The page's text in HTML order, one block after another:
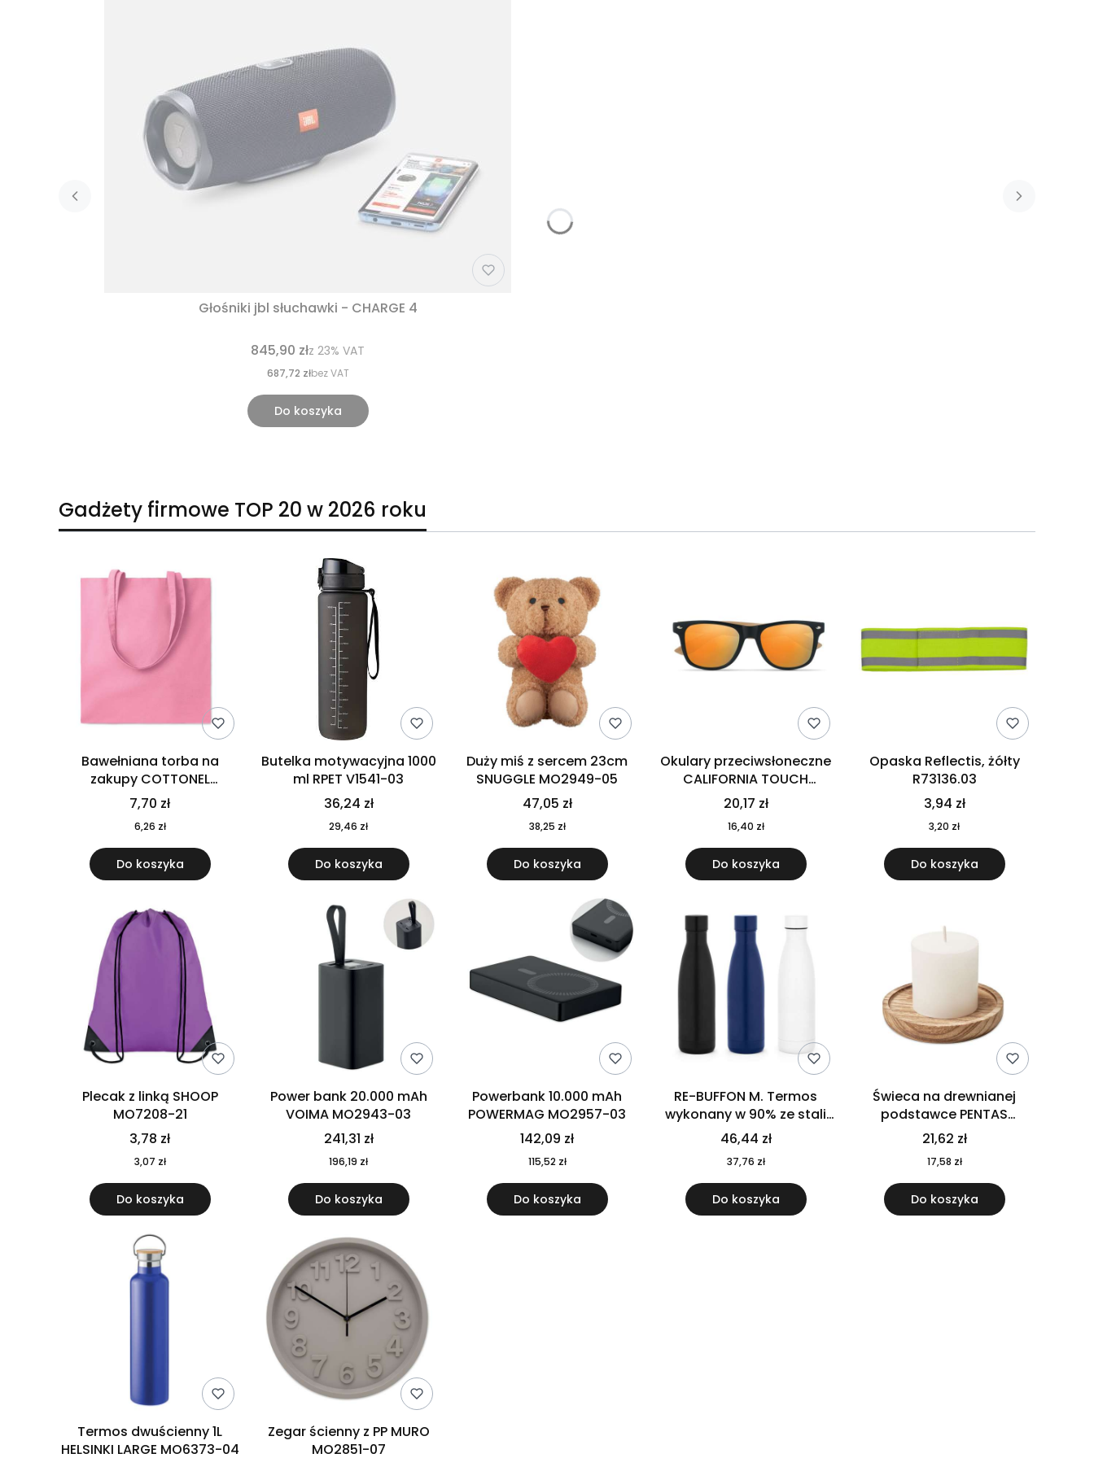
Głośniki jbl słuchawki - CHARGE 4
845,90 złz 23% VAT
687,72 złbez VAT
Do koszyka
Gadżety firmowe TOP 20 w 2026 roku
Bawełniana torba na
zakupy COTTONEL
COLOUR++ MO9846-11
7,70 zł
6,26 zł
Do koszyka
Butelka motywacyjna 1000
ml RPET V1541-03
36,24 zł
29,46 zł
Do koszyka
Duży miś z sercem 23cm
SNUGGLE MO2949-05
47,05 zł
38,25 zł
Do koszyka
Okulary przeciwsłoneczne
CALIFORNIA TOUCH
MO9617-10
20,17 zł
16,40 zł
Do koszyka
Opaska Reflectis, żółty
R73136.03
3,94 zł
3,20 zł
Do koszyka
Plecak z linką SHOOP
MO7208-21
3,78 zł
3,07 zł
Do koszyka
Power bank 20.000 mAh
VOIMA MO2943-03
241,31 zł
196,19 zł
Do koszyka
Powerbank 10.000 mAh
POWERMAG MO2957-03
142,09 zł
115,52 zł
Do koszyka
RE-BUFFON M. Termos
wykonany w 90% ze stali
nierdzewnej pochodzącej z
recyklingu 520 ml 94294
46,44 zł
37,76 zł
Do koszyka
Świeca na drewnianej
podstawce PENTAS
MO6282-40
21,62 zł
17,58 zł
Do koszyka
Termos dwuścienny 1L
HELSINKI LARGE MO6373-04
Zegar ścienny z PP MURO
MO2851-07